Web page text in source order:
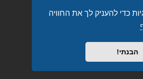
כדי להעניק לך את החוויה
הבנתי!